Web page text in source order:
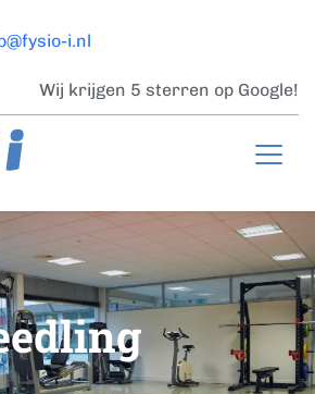
i.nl
Wij krijgen 5 sterren op Google!